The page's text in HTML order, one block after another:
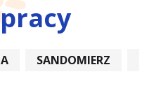
SANDOMIERZ